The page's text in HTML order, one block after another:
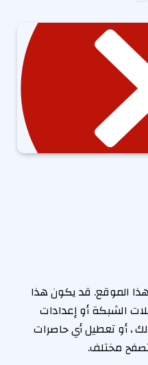
الموقع. قد يكون هذا
الشبكة أو إعدادات
، أو تعطيل أي حاصرات
مختلف.